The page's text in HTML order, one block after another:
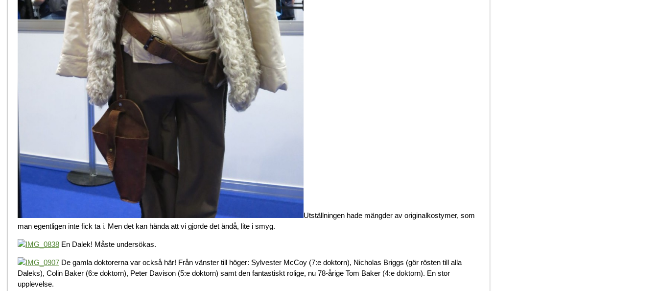
Utställningen hade mängder av originalkostymer, som
man egentligen inte fick ta i. Men det kan hända att vi gjorde det ändå, lite i smyg.
En Dalek! Måste undersökas.
De gamla doktorerna var också här! Från vänster till höger: Sylvester McCoy (7:e doktorn), Nicholas Briggs (gör rösten till alla
Daleks), Colin Baker (6:e doktorn), Peter Davison (5:e doktorn) samt den fantastiskt rolige, nu 78-årige Tom Baker (4:e doktorn). En stor
upplevelse.